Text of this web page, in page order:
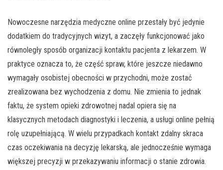
Nowoczesne narzędzia medyczne online przestały być jedynie
dodatkiem do tradycyjnych wizyt, a zaczęły funkcjonować jako
równoległy sposób organizacji kontaktu pacjenta z lekarzem. W
praktyce oznacza to, że część spraw, które jeszcze niedawno
wymagały osobistej obecności w przychodni, może zostać
zrealizowana bez wychodzenia z domu. Nie zmienia to jednak
faktu, że system opieki zdrowotnej nadal opiera się na
klasycznych metodach diagnostyki i leczenia, a usługi online pełnią
rolę uzupełniającą. W wielu przypadkach kontakt zdalny skraca
czas oczekiwania na decyzję lekarską, ale jednocześnie wymaga
większej precyzji w przekazywaniu informacji o stanie zdrowia.